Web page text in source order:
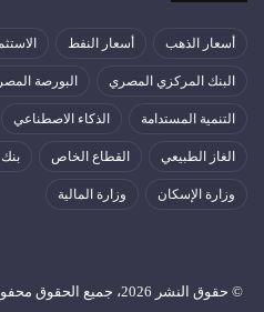
أسعار الذهب أسعار النفط
البنك المركزي المصري البورصة
التنمية المستدامة الذكاء الاصطناعي
الغاز الطبيعي القطاع الخاص
وزارة الإسكان وزارة المالية
© حقوق النشر 2026، جميع الحقوق محفوظة |